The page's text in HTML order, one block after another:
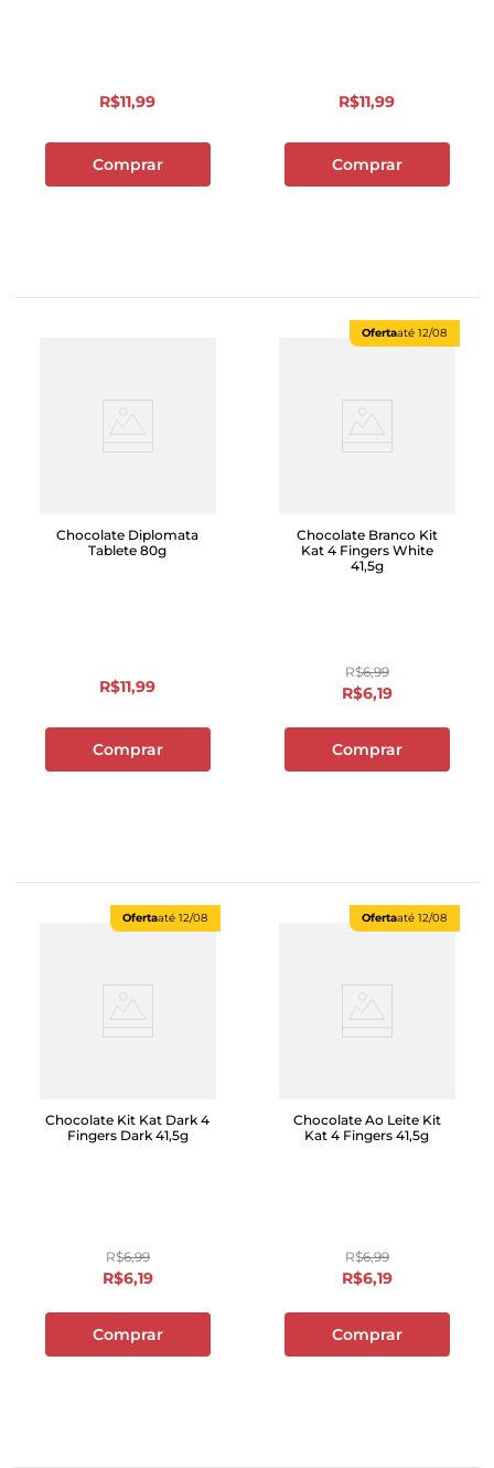
R$11,99
Comprar
R$11,99
Comprar
Chocolate Diplomata
Tablete 80g
R$11,99
Comprar
Ofertaaté 12/08
Chocolate Branco Kit
Kat 4 Fingers White
41,5g
R$6,99
R$6,19
Comprar
Ofertaaté 12/08
Chocolate Kit Kat Dark 4
Fingers Dark 41,5g
R$6,99
R$6,19
Comprar
Ofertaaté 12/08
Chocolate Ao Leite Kit
Kat 4 Fingers 41,5g
R$6,99
R$6,19
Comprar